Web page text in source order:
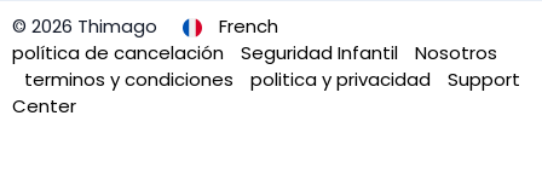
© 2026 Thimago
French
política de cancelación
Seguridad Infantil
Nosotros
terminos y condiciones
politica y privacidad
Support
Center